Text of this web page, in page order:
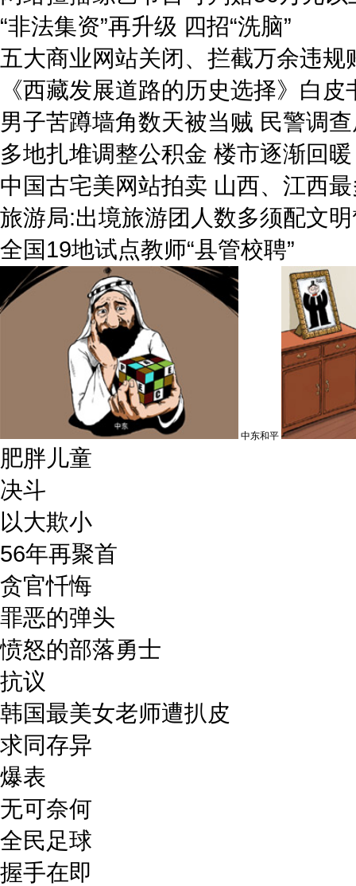
“非法集资”再升级 四招“洗脑”
五大商业网站关闭、拦截万余违规
《西藏发展道路的历史选择》白皮
男子苦蹲墙角数天被当贼 民警调
多地扎堆调整公积金 楼市逐渐回暖
中国古宅美网站拍卖 山西、江西
旅游局:出境旅游团人数多须配文
全国19地试点教师“县管校聘”
中东和平
肥胖儿童
决斗
以大欺小
56年再聚首
贪官忏悔
罪恶的弹头
愤怒的部落勇士
抗议
韩国最美女老师遭扒皮
求同存异
爆表
无可奈何
全民足球
握手在即